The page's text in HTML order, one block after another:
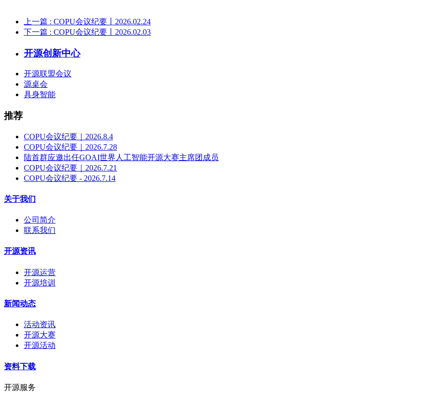
上一篇 : COPU会议纪要丨2026.02.24
下一篇 : COPU会议纪要丨2026.02.03
开源创新中心
开源联盟会议
源桌会
具身智能
推荐
COPU会议纪要｜2026.8.4
COPU会议纪要｜2026.7.28
陆首群应邀出任GOAI世界人工智能开源大赛主席团成员
COPU会议纪要｜2026.7.21
COPU会议纪要 - 2026.7.14
关于我们
公司简介
联系我们
开源资讯
开源运营
开源培训
新闻动态
活动资讯
开源大赛
开源活动
资料下载
开源服务